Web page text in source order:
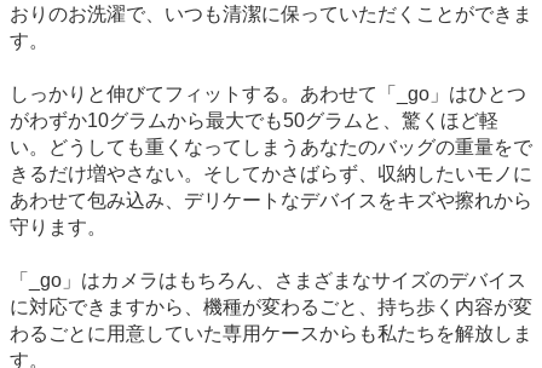
おりのお洗濯で、いつも清潔に保っていただくことができま
す。
しっかりと伸びてフィットする。あわせて「_go」はひとつ
がわずか10グラムから最大でも50グラムと、驚くほど軽
い。どうしても重くなってしまうあなたのバッグの重量をで
きるだけ増やさない。そしてかさばらず、収納したいモノに
あわせて包み込み、デリケートなデバイスをキズや擦れから
守ります。
「_go」はカメラはもちろん、さまざまなサイズのデバイス
に対応できますから、機種が変わるごと、持ち歩く内容が変
わるごとに用意していた専用ケースからも私たちを解放しま
す。